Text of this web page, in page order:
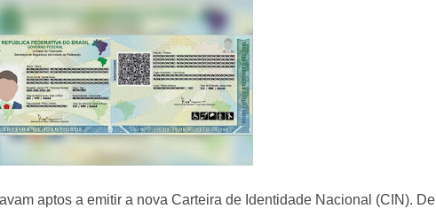
aptos a emitir a nova Carteira de Identidade Nacional (CIN). De